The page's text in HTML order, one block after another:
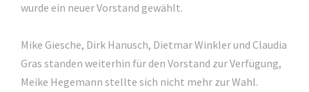
wurde ein neuer Vorstand gewählt.
Mike Giesche, Dirk Hanusch, Dietmar Winkler und Claudia
Gras standen weiterhin für den Vorstand zur Verfügung,
Meike Hegemann stellte sich nicht mehr zur Wahl.